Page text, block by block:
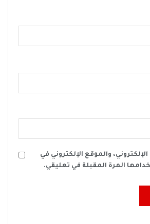
والموقع الإلكتروني في
المرة المقبلة في تعليقي.